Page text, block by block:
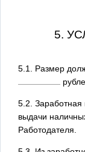
5.
5.1. Размер
5.2. Заработная
выдачи
Работодателя.